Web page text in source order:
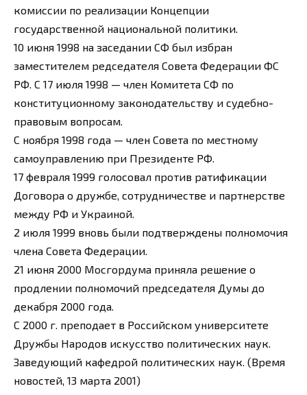
комиссии по реализации Концепции
государственной национальной политики.
10 июня 1998 на заседании СФ был избран
заместителем редседателя Совета Федерации ФС
РФ. С 17 июля 1998 — член Комитета СФ по
конституционному законодательству и судебно-
правовым вопросам.
С ноября 1998 года — член Совета по местному
самоуправлению при Президенте РФ.
17 февраля 1999 голосовал против ратификации
Договора о дружбе, сотрудничестве и партнерстве
между РФ и Украиной.
2 июля 1999 вновь были подтверждены полномочия
члена Совета Федерации.
21 июня 2000 Мосгордума приняла решение о
продлении полномочий председателя Думы до
декабря 2000 года.
С 2000 г. преподает в Российском университете
Дружбы Народов искусство политических наук.
Заведующий кафедрой политических наук. (Время
новостей, 13 марта 2001)